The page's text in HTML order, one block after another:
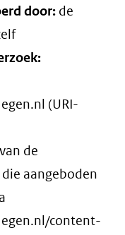
door: de
(URI-
de
aangeboden
content-